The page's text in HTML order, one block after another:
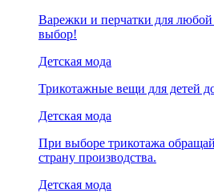
Варежки и перчатки для
выбор!
Детская мода
Трикотажные вещи для детей
Детская мода
При выборе трикотажа
страну производства.
Детская мода